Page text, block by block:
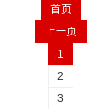
首页
上一页
1
2
3